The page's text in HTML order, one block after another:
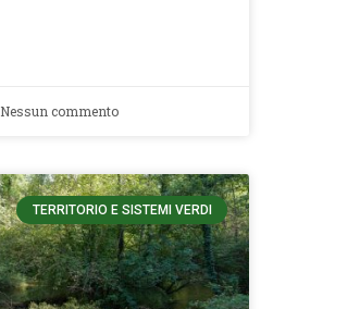
Nessun commento
TERRITORIO E SISTEMI VERDI